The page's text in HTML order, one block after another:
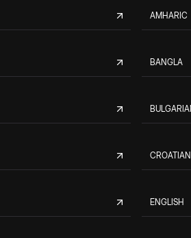
AMHARIC
BANGLA
CROATIAN
ENGLISH